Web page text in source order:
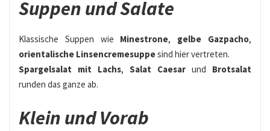
Suppen und Salate
Klassische Suppen wie Minestrone, gelbe Gazpacho,
orientalische Linsencremesuppesind hier vertreten.
Spargelsalat mit Lachs, Salat Caesar und Brotsalat
runden das ganze ab.
Klein und Vorab